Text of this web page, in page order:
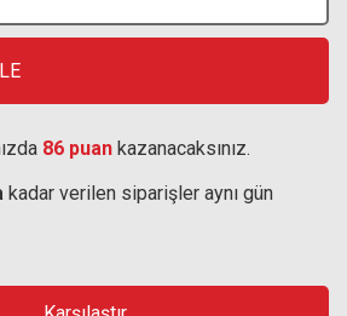
86 puan kazanacaksınız.
kadar verilen siparişler aynı gün